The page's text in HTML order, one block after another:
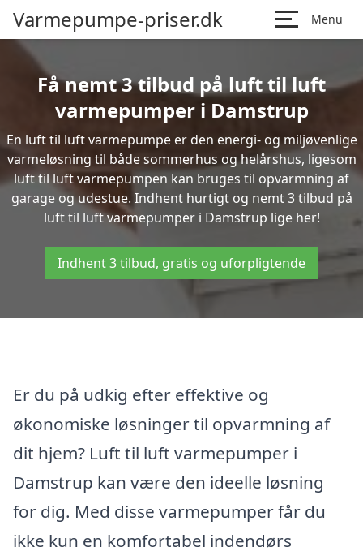
Varmepumpe-priser.dk Menu
Få nemt 3 tilbud på luft til luft
varmepumper i Damstrup
En luft til luft varmepumpe er den energi- og miljøvenlige
varmeløsning til både sommerhus og helårshus, ligesom
luft til luft varmepumpen kan bruges til opvarmning af
garage og udestue. Indhent hurtigt og nemt 3 tilbud på
luft til luft varmepumper i Damstrup lige her!
Indhent 3 tilbud, gratis og uforpligtende
Er du på udkig efter effektive og
økonomiske løsninger til opvarmning af
dit hjem? Luft til luft varmepumper i
Damstrup kan være den ideelle løsning
for dig. Med disse varmepumper får du
ikke kun en komfortabel indendørs